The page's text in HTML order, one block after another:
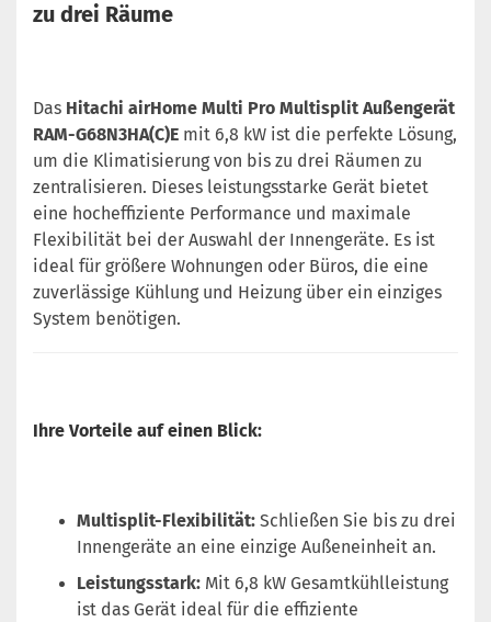
zu drei Räume
Das Hitachi airHome Multi Pro Multisplit Außengerät
RAM-G68N3HA(C)E mit 6,8 kW ist die perfekte Lösung,
um die Klimatisierung von bis zu drei Räumen zu
zentralisieren. Dieses leistungsstarke Gerät bietet
eine hocheffiziente Performance und maximale
Flexibilität bei der Auswahl der Innengeräte. Es ist
ideal für größere Wohnungen oder Büros, die eine
zuverlässige Kühlung und Heizung über ein einziges
System benötigen.
Ihre Vorteile auf einen Blick:
Multisplit-Flexibilität: Schließen Sie bis zu drei
Innengeräte an eine einzige Außeneinheit an.
Leistungsstark: Mit 6,8 kW Gesamtkühlleistung
ist das Gerät ideal für die effiziente